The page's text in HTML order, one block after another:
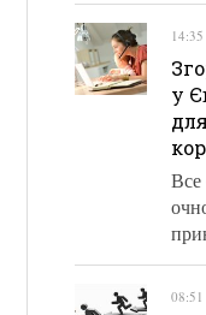
у
Все